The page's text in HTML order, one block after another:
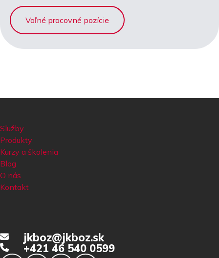
Voľné pracovné pozície
Služby
Produkty
Kurzy a školenia
Blog
O nás
Kontakt
jkboz@jkboz.sk
+421 46 540 0599